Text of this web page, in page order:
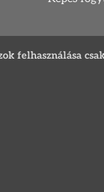
felhasználása